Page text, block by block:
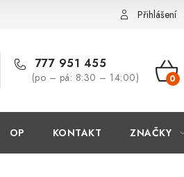
Přihlášení
777 951 455
(po – pá: 8:30 – 14:00)
OP KONTAKT ZNAČKY